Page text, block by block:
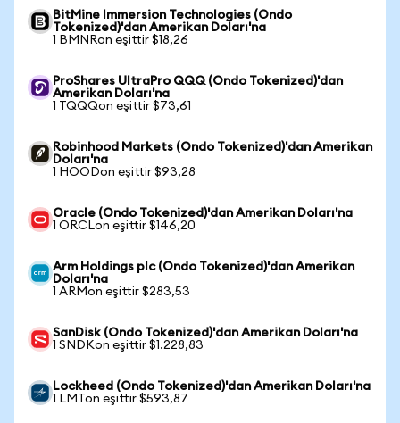
BitMine Immersion Technologies (Ondo
Tokenized)'dan Amerikan Doları'na
1 BMNRon eşittir $18,26
ProShares UltraPro QQQ (Ondo Tokenized)'dan
Amerikan Doları'na
1 TQQQon eşittir $73,61
Robinhood Markets (Ondo Tokenized)'dan Amerikan
Doları'na
1 HOODon eşittir $93,28
Oracle (Ondo Tokenized)'dan Amerikan Doları'na
1 ORCLon eşittir $146,20
Arm Holdings plc (Ondo Tokenized)'dan Amerikan
Doları'na
1 ARMon eşittir $283,53
SanDisk (Ondo Tokenized)'dan Amerikan Doları'na
1 SNDKon eşittir $1.228,83
Lockheed (Ondo Tokenized)'dan Amerikan Doları'na
1 LMTon eşittir $593,87